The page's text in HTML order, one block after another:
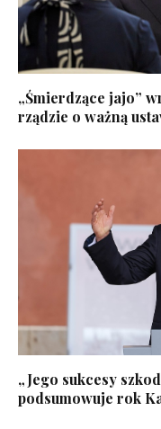
„Śmierdzące jajo”
rządzie o ważną
„Jego sukcesy
podsumowuje rok